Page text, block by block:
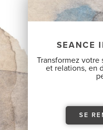
SEANCE
Transformez votre
et relations, en
SE